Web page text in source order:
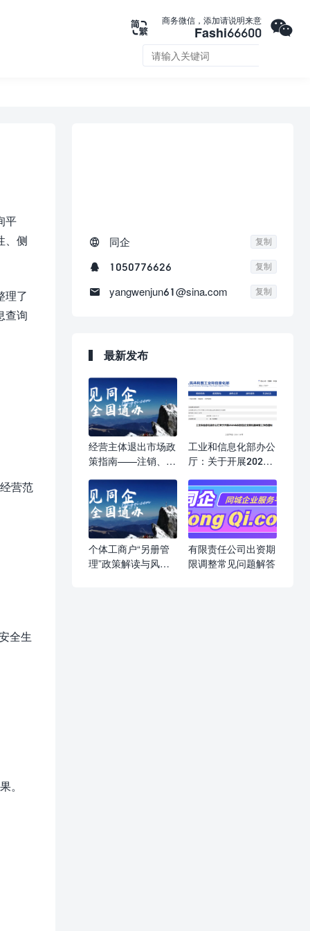
商务微信，添加请说明来意
Fashi66600 

平
、侧
理了
查询
营范
全生
。
 同企 复制
 1050776626 复制
 yangwenjun61@sina.com 复制
最新发布
经营主体退出市场政
策指南——注销、吊
读懂
工业和信息化部办公
厅：关于开展2026
申报工作的通知
个体工商户“另册管
理”政策解读与风险
有限责任公司出资期
限调整常见问题解答